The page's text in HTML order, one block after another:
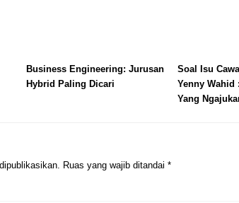
Business Engineering: Jurusan
Hybrid Paling Dicari
Soal Isu
Yenny Wahid
Yang
Ruas yang wajib ditandai *